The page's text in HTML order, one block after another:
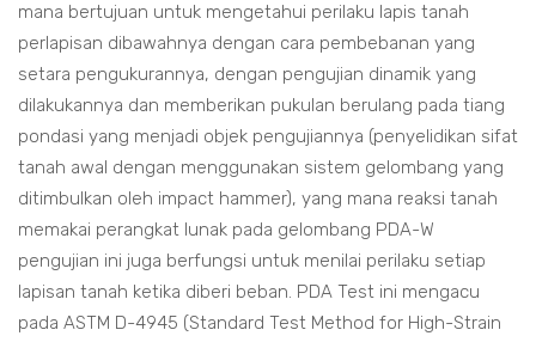
mana bertujuan untuk mengetahui perilaku lapis tanah
perlapisan dibawahnya dengan cara pembebanan yang
setara pengukurannya, dengan pengujian dinamik yang
dilakukannya dan memberikan pukulan berulang pada tiang
pondasi yang menjadi objek pengujiannya (penyelidikan sifat
tanah awal dengan menggunakan sistem gelombang yang
ditimbulkan oleh impact hammer), yang mana reaksi tanah
memakai perangkat lunak pada gelombang PDA-W
pengujian ini juga berfungsi untuk menilai perilaku setiap
lapisan tanah ketika diberi beban. PDA Test ini mengacu
pada ASTM D-4945 (Standard Test Method for High-Strain